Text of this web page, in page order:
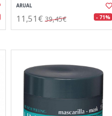
ARUAL
11,51€ 39,45€ - 71%